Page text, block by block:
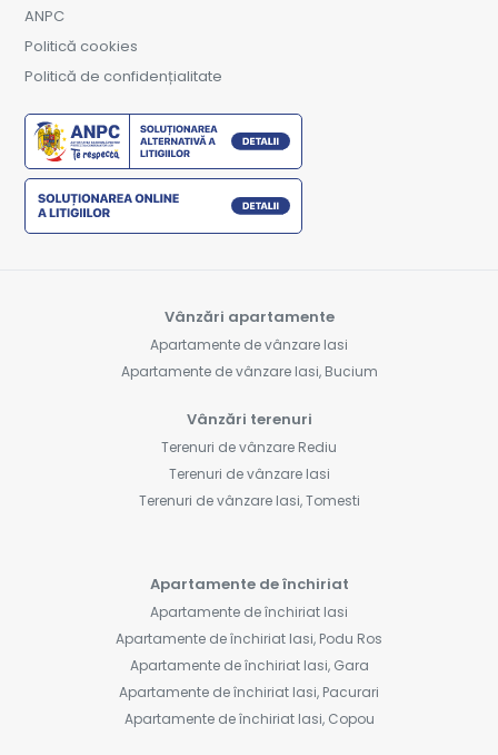
ANPC
Politică cookies
Politică de confidențialitate
Vânzări apartamente
Apartamente de vânzare Iasi
Apartamente de vânzare Iasi, Bucium
Vânzări terenuri
Terenuri de vânzare Rediu
Terenuri de vânzare Iasi
Terenuri de vânzare Iasi, Tomesti
Apartamente de închiriat
Apartamente de închiriat Iasi
Apartamente de închiriat Iasi, Podu Ros
Apartamente de închiriat Iasi, Gara
Apartamente de închiriat Iasi, Pacurari
Apartamente de închiriat Iasi, Copou